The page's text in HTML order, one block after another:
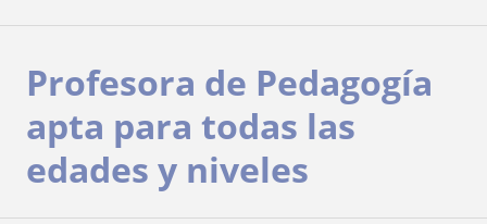
Profesora de Pedagogía
apta para todas las
edades y niveles